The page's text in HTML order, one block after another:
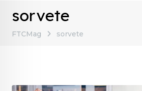
sorvete
FTCMag sorvete